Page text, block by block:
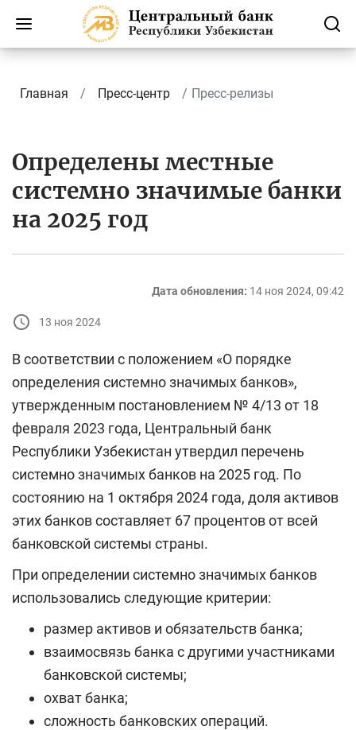
Главная Пресс-центр Пресс-релизы
Определены местные
системно значимые банки
на 2025 год
Дата обновления: 14 ноя 2024, 09:42
13 ноя 2024
В соответствии с положением «О порядке
определения системно значимых банков»,
утвержденным постановлением № 4/13 от 18
февраля 2023 года, Центральный банк
Республики Узбекистан утвердил перечень
системно значимых банков на 2025 год. По
состоянию на 1 октября 2024 года, доля активов
этих банков составляет 67 процентов от всей
банковской системы страны.
При определении системно значимых банков
использовались следующие критерии:
размер активов и обязательств банка;
взаимосвязь банка с другими участниками
банковской системы;
охват банка;
сложность банковских операций.